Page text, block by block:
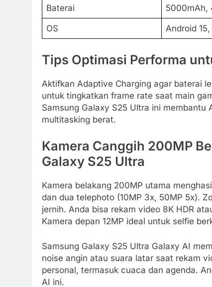
Baterai 5000mAh,
OS Android
Tips Optimasi Performa
Aktifkan Adaptive Charging agar baterai
untuk tingkatkan frame rate saat main
Samsung Galaxy S25 Ultra ini
multitasking berat.
Kamera Canggih 200MP
Galaxy S25 Ultra
Kamera belakang 200MP utama
dan dua telephoto (10MP 3x, 50MP 5x).
jernih. Anda bisa rekam video 8K HDR
Kamera depan 12MP ideal untuk selfie
Samsung Galaxy S25 Ultra Galaxy AI
noise angin atau suara latar saat rekam
personal, termasuk cuaca dan agenda.
AI ini.